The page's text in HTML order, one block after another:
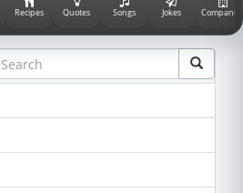
Recipes Quotes Songs Jokes Companies